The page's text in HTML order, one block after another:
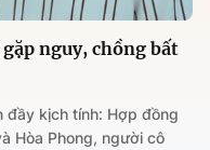
nguy, chồng bất
đầy kịch tính: Hợp đồng
Hòa Phong, người cô